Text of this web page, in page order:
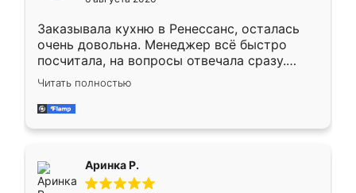
Заказывала кухню в Ренессанс, осталась
очень довольна. Менеджер всё быстро
посчитала, на вопросы отвечала сразу.
Замерщик приехал в субботу, подошёл к
делу со всей ответственностью. Собрали
за день, ребята работали аккуратно, даже
Читать полностью
Аринка Р.